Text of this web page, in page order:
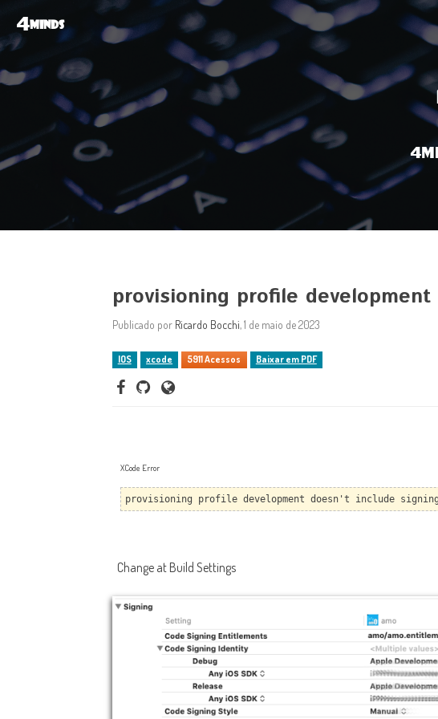
4MINDS
provisioning profile
Publicado por Ricardo Bocchi, 1 de maio de 2023
IOS xcode 5911 Acessos Baixar em PDF
XCode Error
provisioning profile development doesn't include
Change at Build Settings